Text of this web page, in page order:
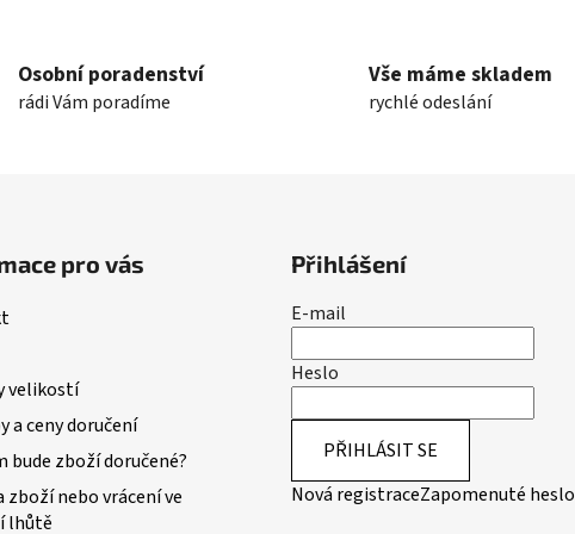
Osobní poradenství
rádi Vám poradíme
Vše máme skladem
rychlé odeslání
pro vás
velikostí
a ceny doručení
bude zboží doručené?
zboží nebo vrácení ve
lhůtě
Přihlášení
E-mail
Heslo
PŘIHLÁSIT SE
Nová registraceZapomenuté heslo